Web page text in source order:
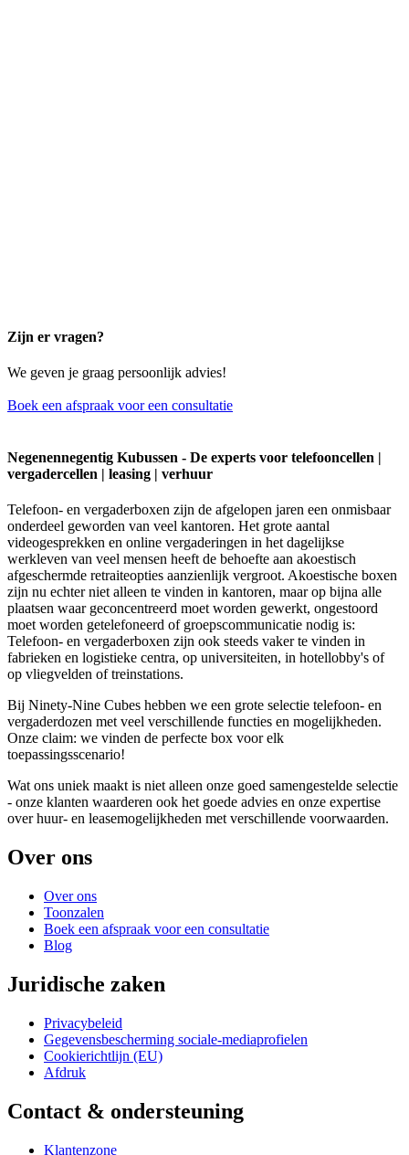
Zijn er vragen?
We geven je graag persoonlijk advies!
Boek een afspraak voor een consultatie
Negenennegentig Kubussen - De experts voor telefooncellen |
vergadercellen | leasing | verhuur
Telefoon- en vergaderboxen zijn de afgelopen jaren een onmisbaar
onderdeel geworden van veel kantoren. Het grote aantal
videogesprekken en online vergaderingen in het dagelijkse
werkleven van veel mensen heeft de behoefte aan akoestisch
afgeschermde retraiteopties aanzienlijk vergroot. Akoestische boxen
zijn nu echter niet alleen te vinden in kantoren, maar op bijna alle
plaatsen waar geconcentreerd moet worden gewerkt, ongestoord
moet worden getelefoneerd of groepscommunicatie nodig is:
Telefoon- en vergaderboxen zijn ook steeds vaker te vinden in
fabrieken en logistieke centra, op universiteiten, in hotellobby's of
op vliegvelden of treinstations.
Bij Ninety-Nine Cubes hebben we een grote selectie telefoon- en
vergaderdozen met veel verschillende functies en mogelijkheden.
Onze claim: we vinden de perfecte box voor elk
toepassingsscenario!
Wat ons uniek maakt is niet alleen onze goed samengestelde selectie
- onze klanten waarderen ook het goede advies en onze expertise
over huur- en leasemogelijkheden met verschillende voorwaarden.
Over ons
Over ons
Toonzalen
Boek een afspraak voor een consultatie
Blog
Juridische zaken
Privacybeleid
Gegevensbescherming sociale-mediaprofielen
Cookierichtlijn (EU)
Afdruk
Contact & ondersteuning
Klantenzone